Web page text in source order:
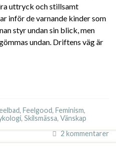
uttryck och stillsamt
inför de varnande kinder som
styr undan sin blick, men
undan. Driftens väg är
, Feelgood, Feminism,
, Skilsmässa, Vänskap
2 kommentarer